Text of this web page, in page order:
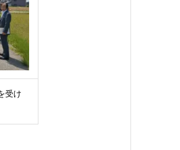
受け